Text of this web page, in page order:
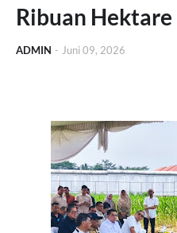
Ribuan Hektare
ADMIN - Juni 09, 2026